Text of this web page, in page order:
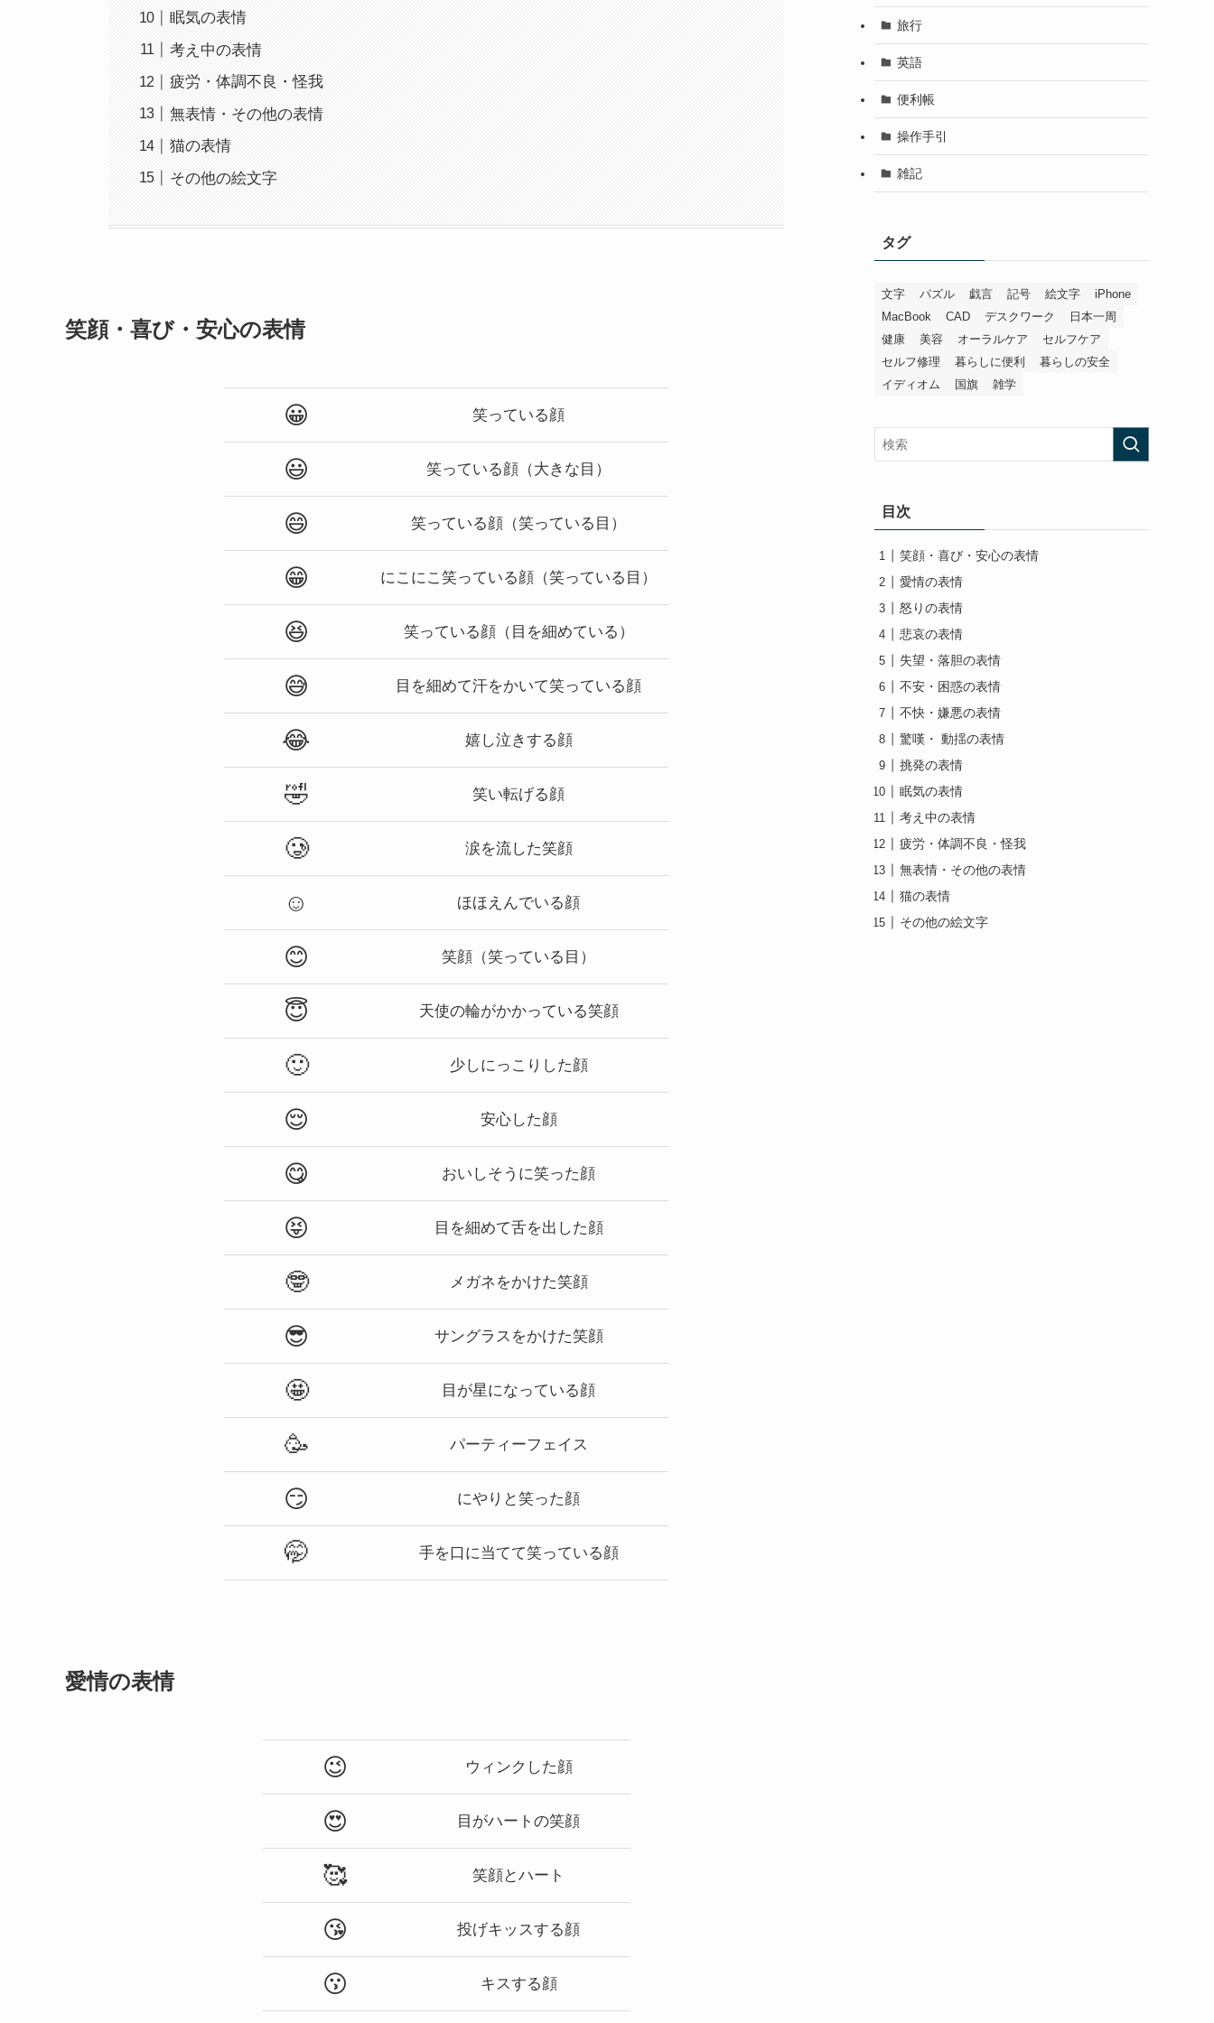
眠気の表情
考え中の表情
疲労・体調不良・怪我
無表情・その他の表情
猫の表情
その他の絵文字
笑顔・喜び・安心の表情
😀 笑っている顔
😃 笑っている顔（大きな目）
😄 笑っている顔（笑っている目）
😁 にこにこ笑っている顔（笑っている目）
😆 笑っている顔（目を細めている）
😅 目を細めて汗をかいて笑っている顔
😂 嬉し泣きする顔
🤣 笑い転げる顔
🥲 涙を流した笑顔
☺️ ほほえんでいる顔
😊 笑顔（笑っている目）
😇 天使の輪がかかっている笑顔
🙂 少しにっこりした顔
😌 安心した顔
😋 おいしそうに笑った顔
😝 目を細めて舌を出した顔
🤓 メガネをかけた笑顔
😎 サングラスをかけた笑顔
🤩 目が星になっている顔
🥳 パーティーフェイス
😏 にやりと笑った顔
🤭 手を口に当てて笑っている顔
愛情の表情
😉 ウィンクした顔
😍 目がハートの笑顔
🥰 笑顔とハート
😘 投げキッスする顔
😗 キスする顔
旅行
英語
便利帳
操作手引
雑記
タグ
文字 パズル 戯言 記号 絵文字
iPhone
MacBook
CAD デスクワーク
日本一周
健康
美容 オーラルケア
セルフケア
セルフ修理
暮らしに便利
暮らしの安全
イディオム
国旗 雑学
目次
笑顔・喜び・安心の表情
愛情の表情
怒りの表情
悲哀の表情
失望・落胆の表情
不安・困惑の表情
不快・嫌悪の表情
驚嘆・ 動揺の表情
挑発の表情
眠気の表情
考え中の表情
疲労・体調不良・怪我
無表情・その他の表情
猫の表情
その他の絵文字